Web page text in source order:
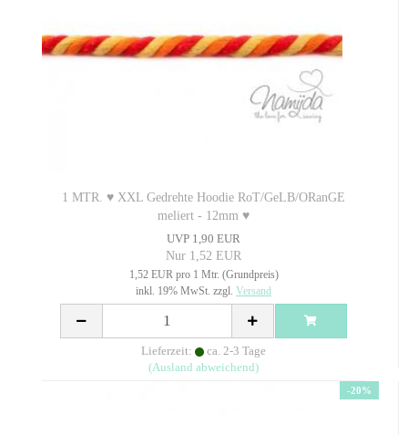
1 MTR. ♥ XXL Gedrehte Hoodie RoT/GeLB/ORanGE
meliert - 12mm ♥
UVP 1,90 EUR
Nur 1,52 EUR
1,52 EUR pro 1 Mtr. (Grundpreis)
inkl. 19% MwSt. zzgl. Versand
Lieferzeit:
ca. 2-3 Tage
(Ausland abweichend)
-20%